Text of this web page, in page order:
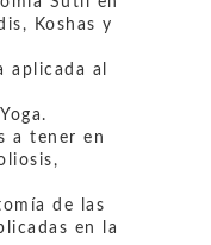
Koshas y
aplicada al
a tener en
de las
en la